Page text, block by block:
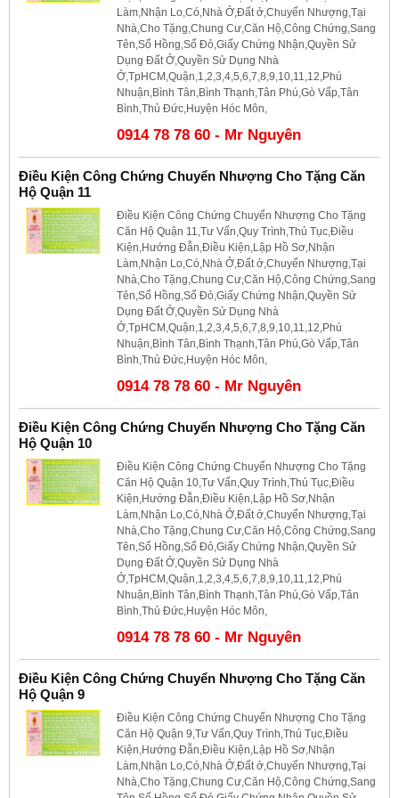
Làm,Nhận Lo,Có,Nhà Ở,Đất ở,Chuyển Nhượng,Tại
Nhà,Cho Tặng,Chung Cư,Căn Hộ,Công Chứng,Sang
Tên,Sổ Hồng,Sổ Đỏ,Giấy Chứng Nhận,Quyền Sử
Dụng Đất Ở,Quyền Sử Dụng Nhà
Ở,TpHCM,Quận,1,2,3,4,5,6,7,8,9,10,11,12,Phú
Nhuận,Bình Tân,Bình Thạnh,Tân Phú,Gò Vấp,Tân
Bình,Thủ Đức,Huyện Hóc Môn,
0914 78 78 60 - Mr Nguyên
Điều Kiện Công Chứng Chuyển Nhượng Cho Tặng Căn
Hộ Quận 11
Điều Kiện Công Chứng Chuyển Nhượng Cho Tặng
Căn Hộ Quận 11,Tư Vấn,Quy Trình,Thủ Tục,Điều
Kiện,Hướng Đẫn,Điều Kiện,Lập Hồ Sơ,Nhận
Làm,Nhận Lo,Có,Nhà Ở,Đất ở,Chuyển Nhượng,Tại
Nhà,Cho Tặng,Chung Cư,Căn Hộ,Công Chứng,Sang
Tên,Sổ Hồng,Sổ Đỏ,Giấy Chứng Nhận,Quyền Sử
Dụng Đất Ở,Quyền Sử Dụng Nhà
Ở,TpHCM,Quận,1,2,3,4,5,6,7,8,9,10,11,12,Phú
Nhuận,Bình Tân,Bình Thạnh,Tân Phú,Gò Vấp,Tân
Bình,Thủ Đức,Huyện Hóc Môn,
0914 78 78 60 - Mr Nguyên
Điều Kiện Công Chứng Chuyển Nhượng Cho Tặng Căn
Hộ Quận 10
Điều Kiện Công Chứng Chuyển Nhượng Cho Tặng
Căn Hộ Quận 10,Tư Vấn,Quy Trình,Thủ Tục,Điều
Kiện,Hướng Đẫn,Điều Kiện,Lập Hồ Sơ,Nhận
Làm,Nhận Lo,Có,Nhà Ở,Đất ở,Chuyển Nhượng,Tại
Nhà,Cho Tặng,Chung Cư,Căn Hộ,Công Chứng,Sang
Tên,Sổ Hồng,Sổ Đỏ,Giấy Chứng Nhận,Quyền Sử
Dụng Đất Ở,Quyền Sử Dụng Nhà
Ở,TpHCM,Quận,1,2,3,4,5,6,7,8,9,10,11,12,Phú
Nhuận,Bình Tân,Bình Thạnh,Tân Phú,Gò Vấp,Tân
Bình,Thủ Đức,Huyện Hóc Môn,
0914 78 78 60 - Mr Nguyên
Điều Kiện Công Chứng Chuyển Nhượng Cho Tặng Căn
Hộ Quận 9
Điều Kiện Công Chứng Chuyển Nhượng Cho Tặng
Căn Hộ Quận 9,Tư Vấn,Quy Trình,Thủ Tục,Điều
Kiện,Hướng Đẫn,Điều Kiện,Lập Hồ Sơ,Nhận
Làm,Nhận Lo,Có,Nhà Ở,Đất ở,Chuyển Nhượng,Tại
Nhà,Cho Tặng,Chung Cư,Căn Hộ,Công Chứng,Sang